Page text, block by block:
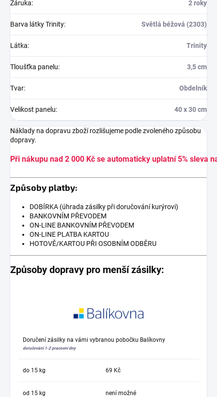
Záruka: 2 roky
Barva látky Trinity: Světlá béžová (2303)
Látka: Trinity
Tloušťka panelu: 3,5 cm
Tvar: Obdelník
Velikost panelu: 40 x 30 cm
Náklady na dopravu zboží rozlišujeme podle zvoleného způsobu
dopravy.
Při nákupu nad 2 000 Kč se automaticky uplatní 5% sleva
Způsoby platby:
DOBÍRKA (úhrada zásilky při doručování kurýrovi)
BANKOVNÍM PŘEVODEM
ON-LINE BANKOVNÍM PŘEVODEM
ON-LINE PLATBA KARTOU
HOTOVĚ/KARTOU PŘI OSOBNÍM ODBĚRU
Způsoby dopravy pro menší zásilky:
Doručení zásilky na vámi vybranou pobočku Balíkovny
doručování 1-2 pracovní dny
do 15 kg 69 Kč
od 15 kg není možné